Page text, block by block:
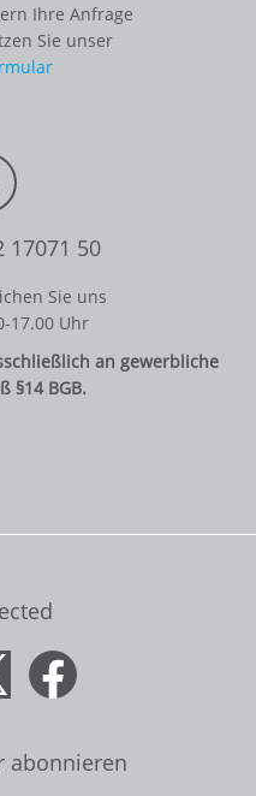
Ihre Anfrage
Sie unser
17071 50
Sie uns
17.00 Uhr
an gewerbliche
§14 BGB.
abonnieren